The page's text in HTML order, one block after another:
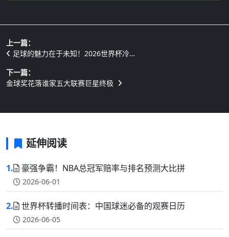
上一篇：
足球的魅力在于未知！2026世界杯冷…
下一篇：
金球奖花落谁家五大联赛巨星终极
延伸阅读
1. 豪强争霸！NBA总冠军赔率与排名预测大比拼
2026-06-01
2. 世界杯转播时间表：中国球迷必备的观赛日历
2026-06-05